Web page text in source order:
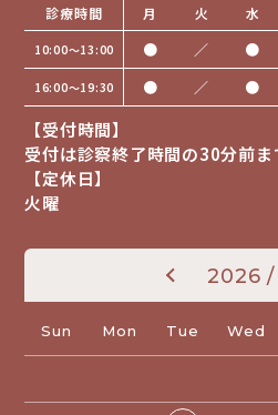
診療時間 月 火 水
10:00〜13:00 ● ／ ●
16:00〜19:30 ● ／ ●
【受付時間】
受付は診察終了時間の30分前ま
【定休日】
火曜
2026
Sun Mon Tue Wed